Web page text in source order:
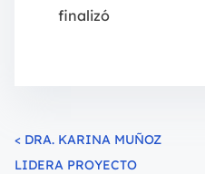
finalizó
< DRA. KARINA MUÑOZ
LIDERA PROYECTO